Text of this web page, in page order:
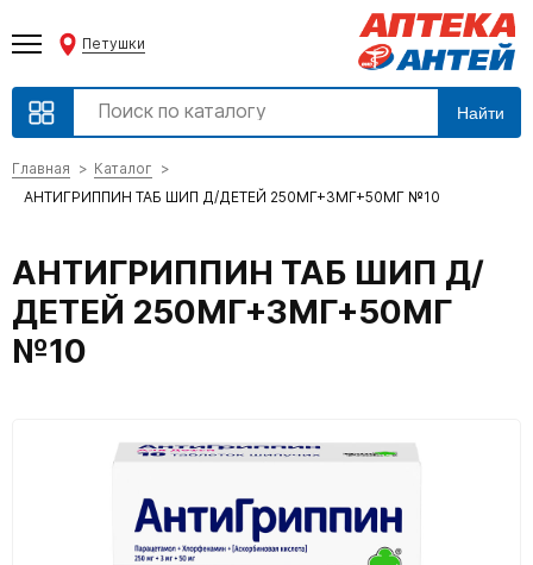
Петушки
Найти
Главная
Каталог
АНТИГРИППИН ТАБ ШИП Д/ДЕТЕЙ 250МГ+3МГ+50МГ №10
АНТИГРИППИН ТАБ ШИП Д/
ДЕТЕЙ 250МГ+3МГ+50МГ
№10